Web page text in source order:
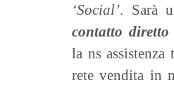
‘Social’. Sarà
contatto diretto
la ns assistenza
rete vendita in